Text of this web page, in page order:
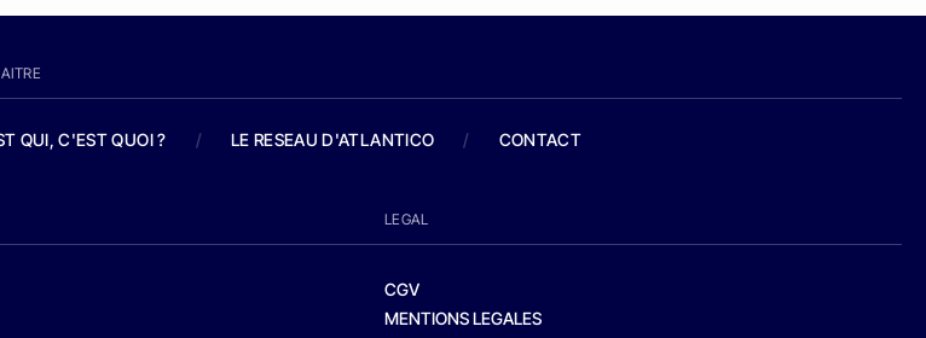
QUI, C'EST QUOI ? / LE RESEAU D'ATLANTICO / CONTACT
LEGAL
CGV
MENTIONS LEGALES